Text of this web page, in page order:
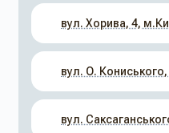
вул. Хорива, 4,
вул. О.
вул.